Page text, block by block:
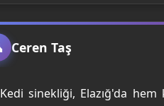
Ceren Taş
Kedi sinekliği, Elazığ'da